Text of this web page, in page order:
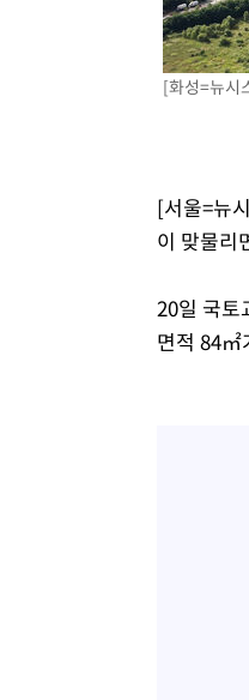
[화성=뉴시
[서울=뉴
이 맞물리
20일 국토
면적 84㎡